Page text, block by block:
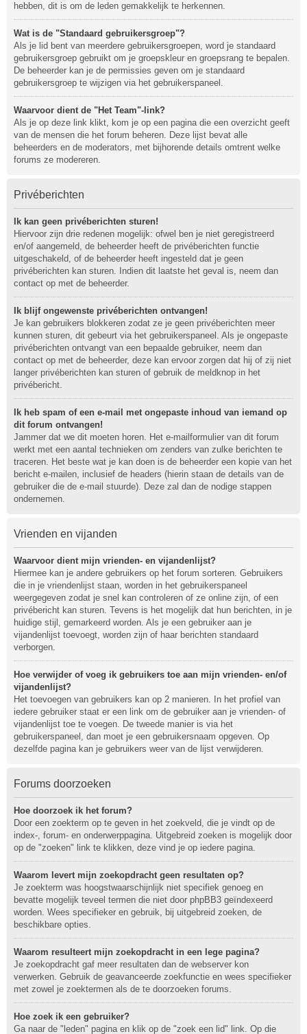
hebben, dit is om de leden gemakkelijk te herkennen.
Wat is de "Standaard gebruikersgroep"?
Als je lid bent van meerdere gebruikersgroepen, word je standaard
gebruikersgroep gebruikt om je groepskleur en groepsrang te bepalen.
De beheerder kan je de permissies geven om je standaard
gebruikersgroep te wijzigen via het gebruikerspaneel.
Waarvoor dient de "Het Team"-link?
Als je op deze link klikt, kom je op een pagina die een overzicht geeft
van de mensen die het forum beheren. Deze lijst bevat alle
beheerders en de moderators, met bijhorende details omtrent welke
forums ze modereren.
Privéberichten
Ik kan geen privéberichten sturen!
Hiervoor zijn drie redenen mogelijk: ofwel ben je niet geregistreerd
en/of aangemeld, de beheerder heeft de privéberichten functie
uitgeschakeld, of de beheerder heeft ingesteld dat je geen
privéberichten kan sturen. Indien dit laatste het geval is, neem dan
contact op met de beheerder.
Ik blijf ongewenste privéberichten ontvangen!
Je kan gebruikers blokkeren zodat ze je geen privéberichten meer
kunnen sturen, dit gebeurt via het gebruikerspaneel. Als je ongepaste
privéberichten ontvangt van een bepaalde gebruiker, neem dan
contact op met de beheerder, deze kan ervoor zorgen dat hij of zij niet
langer privéberichten kan sturen of gebruik de meldknop in het
privébericht.
Ik heb spam of een e-mail met ongepaste inhoud van iemand op
dit forum ontvangen!
Jammer dat we dit moeten horen. Het e-mailformulier van dit forum
werkt met een aantal technieken om zenders van zulke berichten te
traceren. Het beste wat je kan doen is de beheerder een kopie van het
bericht e-mailen, inclusief de headers (hierin staan de details van de
gebruiker die de e-mail stuurde). Deze zal dan de nodige stappen
ondernemen.
Vrienden en vijanden
Waarvoor dient mijn vrienden- en vijandenlijst?
Hiermee kan je andere gebruikers op het forum sorteren. Gebruikers
die in je vriendenlijst staan, worden in het gebruikerspaneel
weergegeven zodat je snel kan controleren of ze online zijn, of een
privébericht kan sturen. Tevens is het mogelijk dat hun berichten, in je
huidige stijl, gemarkeerd worden. Als je een gebruiker aan je
vijandenlijst toevoegt, worden zijn of haar berichten standaard
verborgen.
Hoe verwijder of voeg ik gebruikers toe aan mijn vrienden- en/of
vijandenlijst?
Het toevoegen van gebruikers kan op 2 manieren. In het profiel van
iedere gebruiker staat er een link om de gebruiker aan je vrienden- of
vijandenlijst toe te voegen. De tweede manier is via het
gebruikerspaneel, dan moet je een gebruikersnaam opgeven. Op
dezelfde pagina kan je gebruikers weer van de lijst verwijderen.
Forums doorzoeken
Hoe doorzoek ik het forum?
Door een zoekterm op te geven in het zoekveld, die je vindt op de
index-, forum- en onderwerppagina. Uitgebreid zoeken is mogelijk door
op de "zoeken" link te klikken, deze vind je op iedere pagina.
Waarom levert mijn zoekopdracht geen resultaten op?
Je zoekterm was hoogstwaarschijnlijk niet specifiek genoeg en
bevatte mogelijk teveel termen die niet door phpBB3 geïndexeerd
worden. Wees specifieker en gebruik, bij uitgebreid zoeken, de
beschikbare opties.
Waarom resulteert mijn zoekopdracht in een lege pagina?
Je zoekopdracht gaf meer resultaten dan de webserver kon
verwerken. Gebruik de geavanceerde zoekfunctie en wees specifieker
met zowel je zoektermen als de te doorzoeken forums.
Hoe zoek ik een gebruiker?
Ga naar de "leden" pagina en klik op de "zoek een lid" link. Op die